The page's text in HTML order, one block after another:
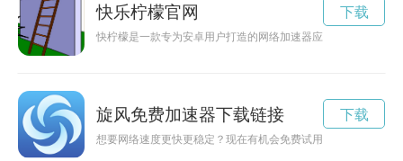
快乐柠檬官网
快柠檬是一款专为安卓用户打造的网络加速器应用程序，能够
下载
旋风免费加速器下载链接
想要网络速度更快更稳定？现在有机会免费试用旋风加速器，让
下载